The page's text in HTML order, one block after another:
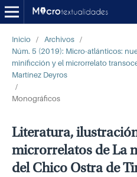
Inicio / Archivos /
Núm. 5 (2019): Micro-atlánticos:
minificción y el microrrelato
Martínez Deyros
/
Monográficos
Literatura,
microrrelatos de La
del Chico Ostra de